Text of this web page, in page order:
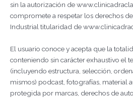
sin la autorización de
compromete a respetar los derechos
Industrial titularidad de
El usuario conoce y acepta que la
conteniendo sin carácter exhaustivo el
(incluyendo estructura, selección,
mismos) podcast, fotografías, material
protegida por marcas, derechos de